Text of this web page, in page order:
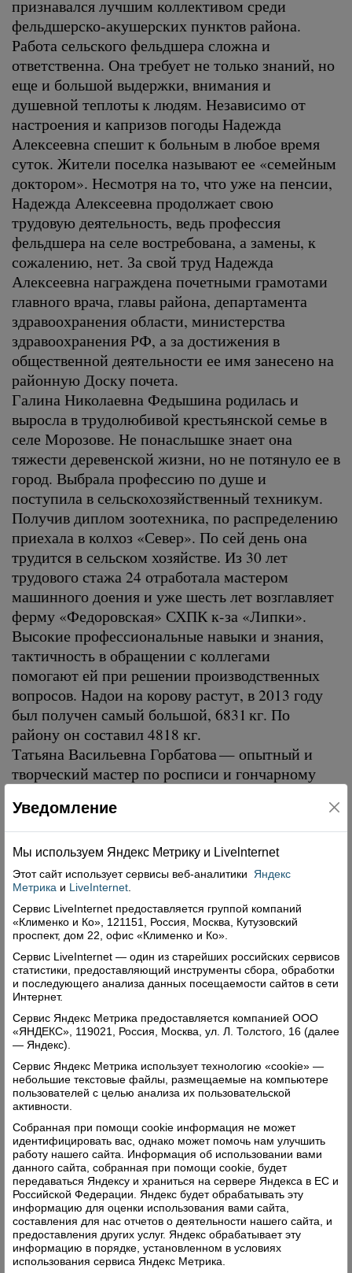
признавался лучшим коллективом среди
фельдшерско-акушерских пунктов района.
Работа сельского фельдшера сложна и
ответственна. Она требует не только знаний, но
еще и большой выдержки, внимания и
душевной теплоты к людям. Независимо от
настроения и капризов погоды Надежда
Алексеевна спешит к больным в любое время
суток. Жители поселка называют ее «семейным
доктором». Несмотря на то, что уже на пенсии,
Надежда Алексеевна продолжает свою
трудовую деятельность, ведь профессия
фельдшера на селе востребована, а замены, к
сожалению, нет. За свой труд Надежда
Алексеевна награждена почетными грамотами
главного врача, главы района, департамента
здравоохранения области, министерства
здравоохранения РФ, а за достижения в
общественной деятельности ее имя занесено на
районную Доску почета.
Галина Николаевна Федышина родилась и
выросла в трудолюбивой крестьянской семье в
селе Морозове. Не понаслышке знает она
тяжести деревенской жизни, но не потянуло ее в
город. Выбрала профессию по душе и
поступила в сельскохозяйственный техникум.
Получив диплом зоотехника, по распределению
приехала в колхоз «Север». По сей день она
трудится в сельском хозяйстве. Из 30 лет
трудового стажа 24 отработала мастером
машинного доения и уже шесть лет возглавляет
ферму «Федоровская» СХПК к-за «Липки».
Высокие профессиональные навыки и знания,
тактичность в обращении с коллегами
помогают ей при решении производственных
вопросов. Надои на корову растут, в 2013 году
был получен самый большой, 6831 кг. По
району он составил 4818 кг.
Татьяна Васильевна Горбатова — опытный и
творческий мастер по росписи и гончарному
своих работ. Она тепло рассказывает о каждом
своем изделии, помнит, где и как они
создавались, в каждом из них — частица души
мастера. Татьяна Васильевна — очень
отзывчивый и внимательный человек, в ее
кабинете в Доме творчества, а сейчас в ЦТНК
всегда много детей. Она находит время
пообщаться с каждым, объяснить приемы
работы с глиной, показать, научить.
«Открытием года» стала талантливая женщина,
профессионал своего дела Мария Сергеевна
Стениловская. Художественной гимнастикой
Мария занимается с пяти лет, а увлечение
спортивными бальными танцами повлияло на
ее судьбу и выбор профессии. Она приехала с
семьей в Верховажье в 2009 году. Под ее
непосредственным руководством и при
активном участии создавался спортивно-
танцевальный коллектив «Комильфо», в
котором занимаются не только дети, но и
взрослые. За четыре года коллектив добился
высоких результатов. Он —бессменный
участник Алексеевской ярмарки и других
Уведомление
Мы используем Яндекс Метрику и Livelnternet
Этот сайт использует сервисы веб-аналитики
Яндекс
Метрика и LiveInternet
Сервис LiveInternet предоставляется группой компаний
«Клименко и Ко», 121151, Россия, Москва, Кутузовский
проспект, дом 22, офис «Клименко и Ко».
Сервис LiveInternet — один из старейших российских сервисов
статистики, предоставляющий инструменты сбора, обработки
и последующего анализа данных посещаемости сайтов в сети
Интернет.
Сервис Яндекс Метрика предоставляется компанией ООО
«ЯНДЕКС», 119021, Россия, Москва, ул. Л. Толстого, 16 (далее
— Яндекс).
Сервис Яндекс Метрика использует технологию «cookie» —
небольшие текстовые файлы, размещаемые на компьютере
пользователей с целью анализа их пользовательской
активности.
Собранная при помощи cookie информация не может
идентифицировать вас, однако может помочь нам улучшить
работу нашего сайта. Информация об использовании вами
данного сайта, собранная при помощи cookie, будет
передаваться Яндексу и храниться на сервере Яндекса в ЕС и
Российской Федерации. Яндекс будет обрабатывать эту
информацию для оценки использования вами сайта,
составления для нас отчетов о деятельности нашего сайта, и
предоставления других услуг. Яндекс обрабатывает эту
информацию в порядке, установленном в условиях
использования сервиса Яндекс Метрика.